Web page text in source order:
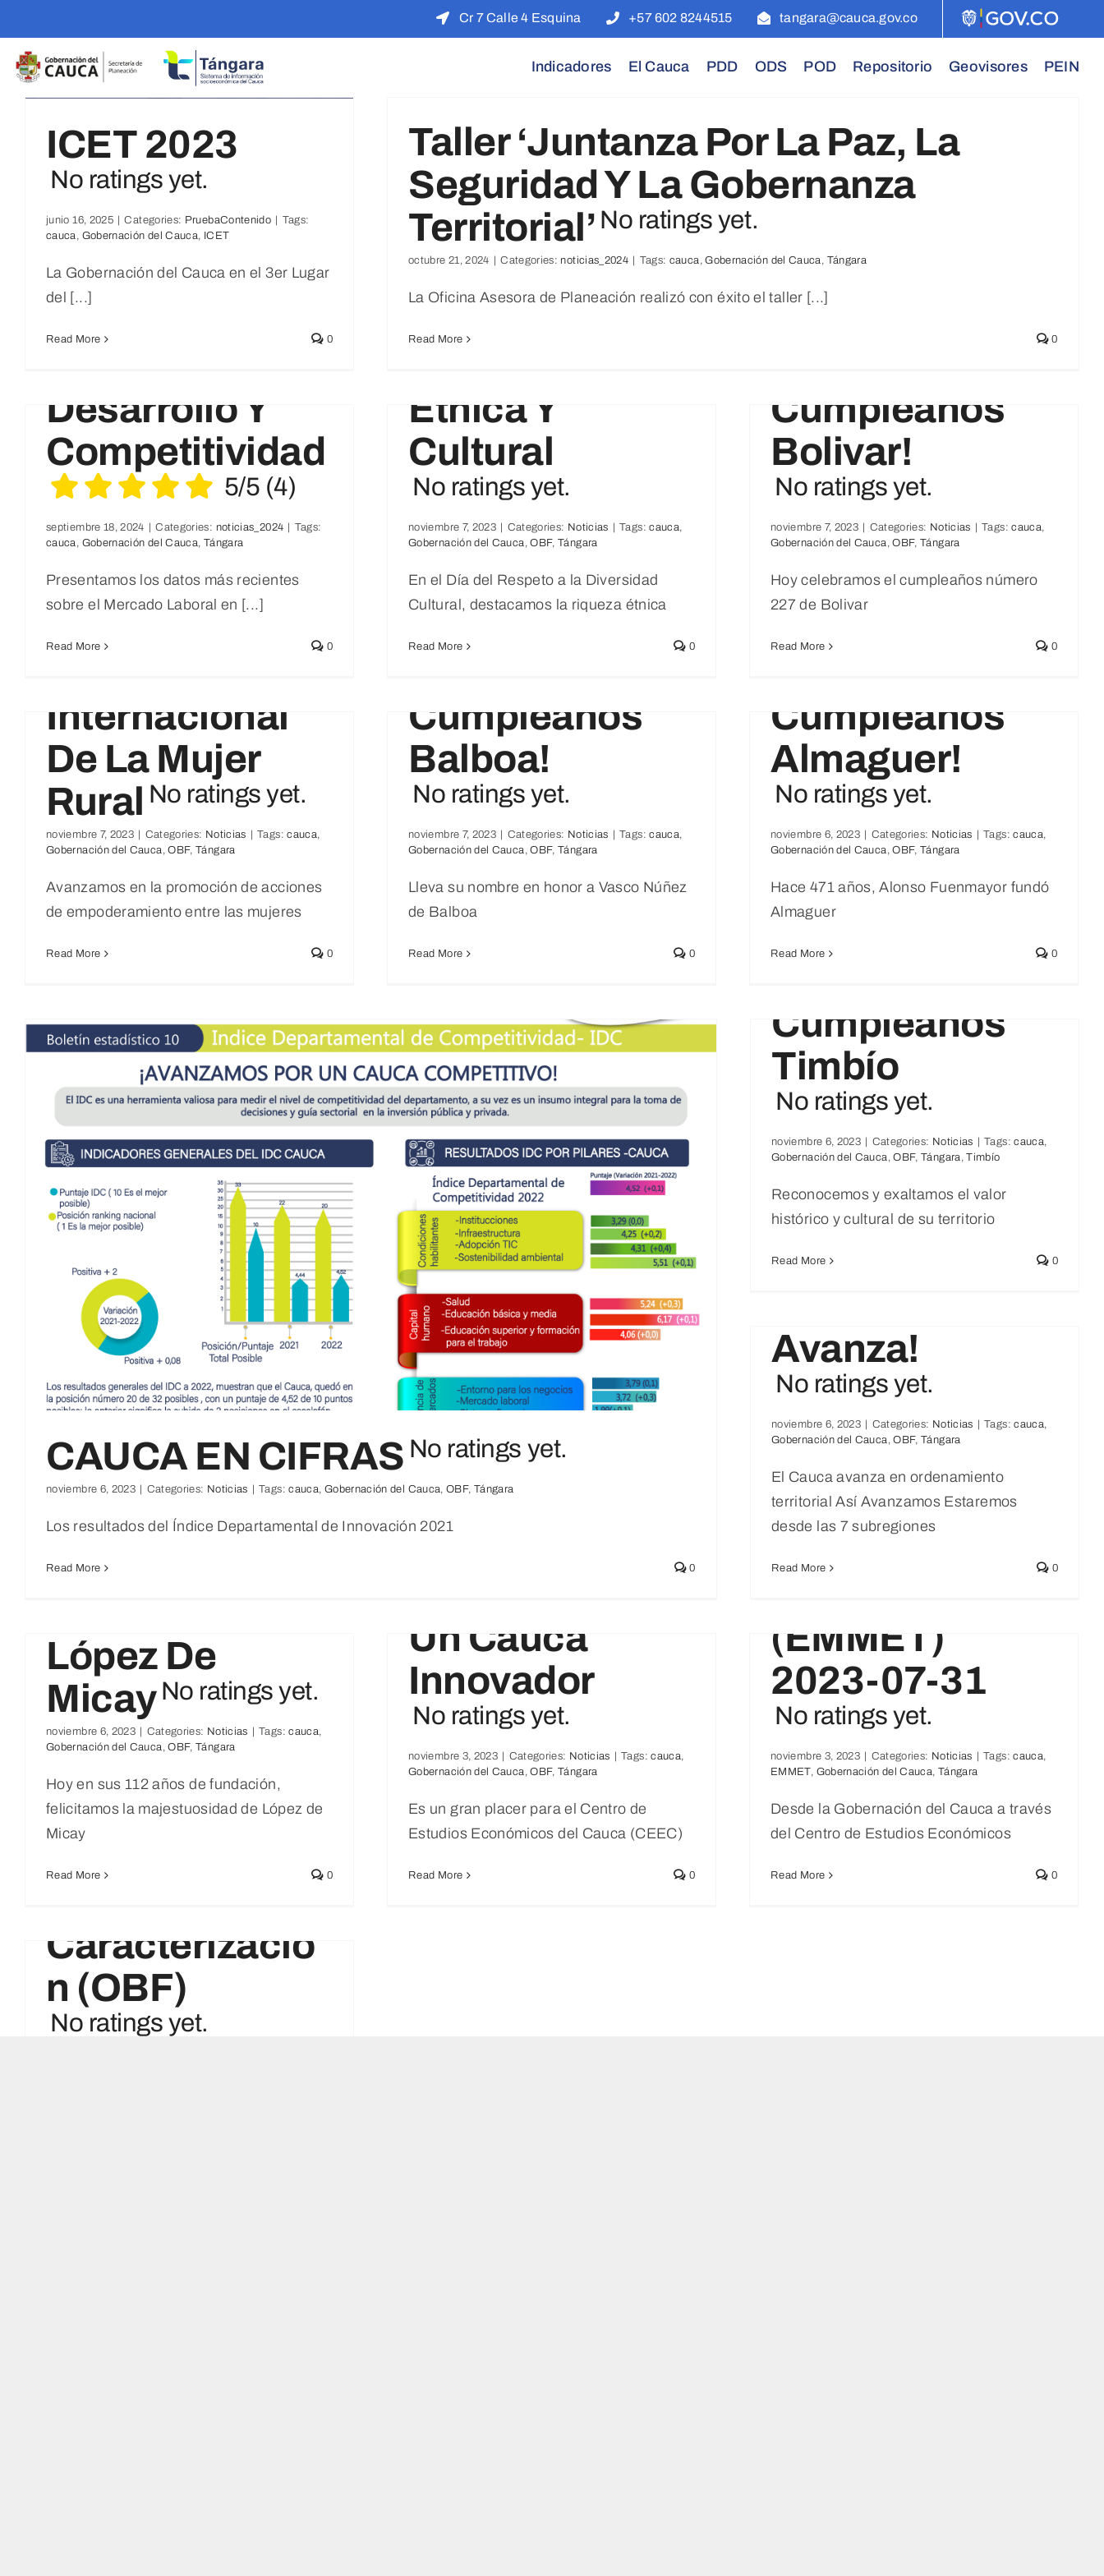
to
content
Cr 7 Calle 4 Esquina +57 602 8244515 tangara@cauca.gov.co
Indicadores El Cauca PDD ODS POD Repositorio Geovisores PEIN
ICET 2023
No ratings yet.
junio 16, 2025 | Categories: PruebaContenido | Tags:
cauca, Gobernación del Cauca, ICET
La Gobernación del Cauca en el 3er Lugar
del [...]
Read More 0
La Seguridad Y La Gobernanza
Taller ‘Juntanza Por La Paz, La
Seguridad Y La Gobernanza
Territorial’ No ratings yet.
octubre 21, 2024 | Categories: noticias_2024 | Tags: cauca,Gobernación del Cauca, Tángara
La Oficina Asesora de Planeación realizó con éxito el taller [...]
Read More 0
Boletín
Económico
Desarrollo Y
Competitividad
5/5 (4)
septiembre 18, 2024 | Categories: noticias_2024 | Tags:
cauca, Gobernación del Cauca, Tángara
Presentamos los datos más recientes
sobre el Mercado Laboral en [...]
Read More 0
Dia De La Diversidad Étnica Y
Dia De La
Étnica Y
Cultural
No ratings yet.
noviembre 7, 2023 | Categories: Noticias | Tags:cauca,
Gobernación del Cauca,OBF,Tángara
En el Día del Respeto a la Diversidad
Cultural, destacamos la riqueza étnica
Read More 0
¡Feliz Cumpleaños Bolivar!
Cumpleaños
Bolivar!
No ratings yet.
noviembre 7, 2023 | Categories: Noticias | Tags:cauca,
Gobernación del Cauca,OBF,Tángara
Hoy celebramos el cumpleaños número
227 de Bolivar
Read More 0
Internacional
De La Mujer
Rural No ratings yet.
noviembre 7, 2023 | Categories: Noticias | Tags:cauca,
Gobernación del Cauca,OBF,Tángara
Avanzamos en la promoción de acciones
de empoderamiento entre las mujeres
Read More 0
¡Feliz Cumpleaños Balboa!
Cumpleaños
Balboa!
No ratings yet.
noviembre 7, 2023 | Categories: Noticias | Tags:cauca,
Gobernación del Cauca,OBF,Tángara
Lleva su nombre en honor a Vasco Núñez
de Balboa
Read More 0
¡Feliz Cumpleaños Almaguer!
Cumpleaños
Almaguer!
No ratings yet.
noviembre 6, 2023 | Categories: Noticias | Tags:cauca,
Gobernación del Cauca,OBF,Tángara
Hace 471 años, Alonso Fuenmayor fundó
Almaguer
Read More 0
CAUCA EN CIFRAS No ratings yet.
noviembre 6, 2023 | Categories: Noticias | Tags:cauca, Gobernación del Cauca,OBF, Tángara
Los resultados del Índice Departamental de Innovación 2021
Read More 0
Feliz Cumpleaños Timbío
No ratings yet.
Cumpleaños
Timbío
No ratings yet.
noviembre 6, 2023 | Categories: Noticias | Tags:cauca,
Gobernación del Cauca,OBF,Tángara,Timbío
Reconocemos y exaltamos el valor
histórico y cultural de su territorio
Read More 0
Avanza!
No ratings yet.
noviembre 6, 2023 | Categories: Noticias | Tags:cauca,
Gobernación del Cauca,OBF,Tángara
El Cauca avanza en ordenamiento
territorial Así Avanzamos Estaremos
desde las 7 subregiones
Read More 0
Feliz
López De
Micay No ratings yet.
noviembre 6, 2023 | Categories: Noticias | Tags:cauca,
Gobernación del Cauca,OBF,Tángara
Hoy en sus 112 años de fundación,
felicitamos la majestuosidad de López de
Micay
Read More 0
Innovador No ratings yet.
Un Cauca
Innovador
No ratings yet.
noviembre 3, 2023 | Categories: Noticias | Tags:cauca,
Gobernación del Cauca,OBF,Tángara
Es un gran placer para el Centro de
Estudios Económicos del Cauca (CEEC)
Read More 0
INFORME
MANUFACTURERO CON
ENFOQUE TERRITORIAL
(EMMET) 2023-07-31
No ratings yet.
INFORME
MANUFACTUR
ERO CON
ENFOQUE
(EMMET)
2023-07-31
No ratings yet.
noviembre 3, 2023 | Categories: Noticias | Tags:cauca,
EMMET, Gobernación del Cauca, Tángara
Desde la Gobernación del Cauca a través
del Centro de Estudios Económicos
Read More 0
Informe Final
Caracterizació
N (OBF)
No ratings yet.